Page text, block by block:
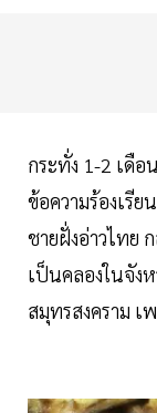
กระทั่ง 1-2 เดื
ข้อความร้องเรี
ชายฝั่งอ่าวไทย
เป็นคลองในจัง
สมุทรสงคราม